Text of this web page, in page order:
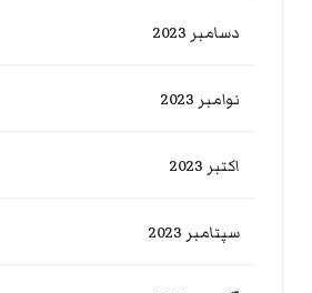
دسامبر 2023
نوامبر 2023
اکتبر 2023
سپتامبر 2023